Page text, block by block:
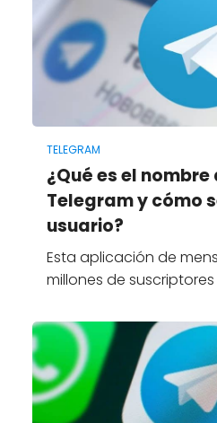
TELEGRAM
¿Qué es el
Telegram y cómo
usuario?
Esta aplicación de
millones de